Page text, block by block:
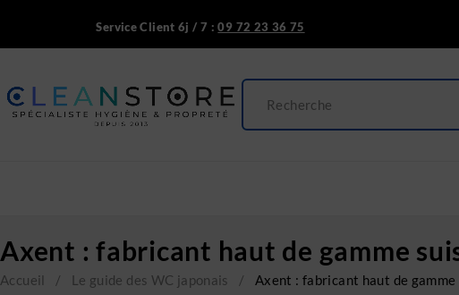
Service Client 6j / 7 :09 72 23 36 75
Axent : fabricant haut de gamme
Accueil / Le guide des WC japonais / Axent : fabricant haut de gamme